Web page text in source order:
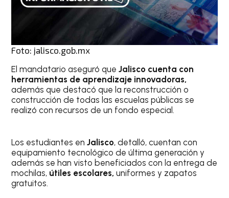
Foto: jalisco.gob.mx
El mandatario aseguró queJalisco cuenta con
herramientas de aprendizaje innovadoras,
además que destacó que la reconstrucción o
construcción de todas las escuelas públicas se
realizó con recursos de un fondo especial.
Los estudiantes enJalisco, detalló, cuentan con
equipamiento tecnológico de última generación y
además se han visto beneficiados con la entrega de
mochilas, útiles escolares, uniformes y zapatos
gratuitos.